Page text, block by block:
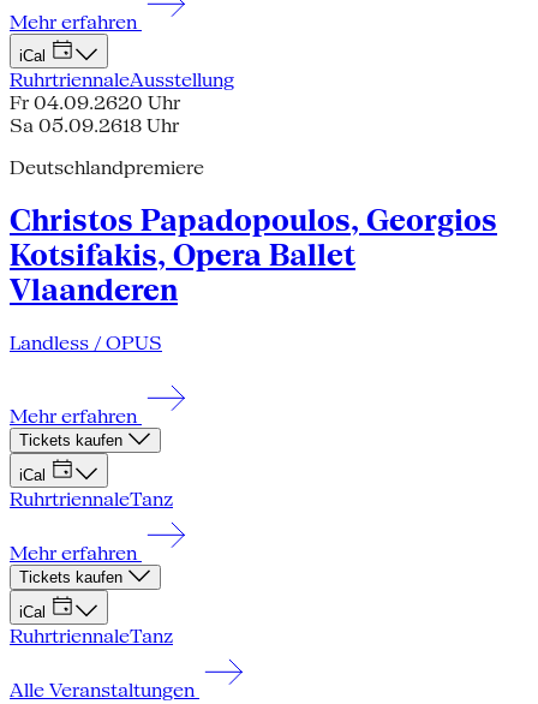
Mehr erfahren
iCal
RuhrtriennaleAusstellung
Fr 04.09.2620 Uhr
Sa 05.09.2618 Uhr
Deutschlandpremiere
Christos Papadopoulos, Georgios
Kotsifakis, Opera Ballet
Vlaanderen
Landless / OPUS
Mehr erfahren
Tickets kaufen
iCal
RuhrtriennaleTanz
Mehr erfahren
Tickets kaufen
iCal
RuhrtriennaleTanz
Alle Veranstaltungen